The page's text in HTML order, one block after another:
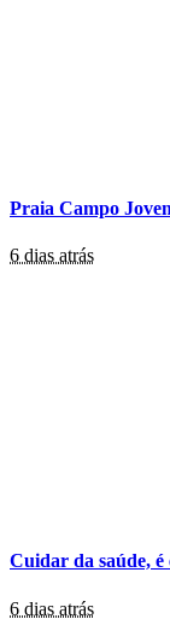
Praia Campo
6 dias atrás
Cuidar da saúde,
6 dias atrás